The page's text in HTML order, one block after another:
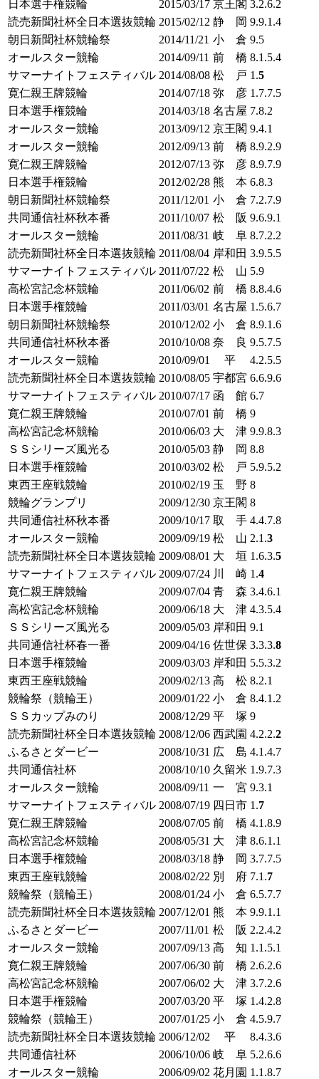
日本選手権競輪 2015/03/17 京王閣 3.2.6.2
読売新聞社杯全日本選抜競輪 2015/02/12 静 岡 9.9.1.4
朝日新聞社杯競輪祭
2014/11/21 小 倉 9.5
オールスター競輪
2014/09/11 前 橋 8.1.5.4
サマーナイトフェスティバル 2014/08/08 松 戸 1.5
寛仁親王牌競輪
2014/07/18 弥 彦 1.7.7.5
日本選手権競輪
2014/03/18 名古屋 7.8.2
オールスター競輪
2013/09/12 京王閣 9.4.1
オールスター競輪
2012/09/13 前 橋 8.9.2.9
寛仁親王牌競輪
2012/07/13 弥 彦 8.9.7.9
日本選手権競輪
2012/02/28 熊 本 6.8.3
朝日新聞社杯競輪祭
2011/12/01 小 倉 7.2.7.9
共同通信社杯秋本番
2011/10/07 松 阪 9.6.9.1
オールスター競輪
2011/08/31 岐 阜 8.7.2.2
読売新聞社杯全日本選抜競輪 2011/08/04 岸和田 3.9.5.5
サマーナイトフェスティバル 2011/07/22 松 山 5.9
高松宮記念杯競輪
2011/06/02 前 橋 8.8.4.6
日本選手権競輪
2011/03/01 名古屋 1.5.6.7
朝日新聞社杯競輪祭
2010/12/02 小 倉 8.9.1.6
共同通信社杯秋本番
2010/10/08 奈 良 9.5.7.5
オールスター競輪
2010/09/01 平
4.2.5.5
読売新聞社杯全日本選抜競輪 2010/08/05 宇都宮 6.6.9.6
サマーナイトフェスティバル 2010/07/17 函 館 6.7
寛仁親王牌競輪
2010/07/01 前 橋 9
高松宮記念杯競輪
2010/06/03 大 津 9.9.8.3
ＳＳシリーズ風光る
2010/05/03 静 岡 8.8
日本選手権競輪
2010/03/02 松 戸 5.9.5.2
東西王座戦競輪
2010/02/19 玉 野 8
競輪グランプリ
2009/12/30 京王閣 8
共同通信社杯秋本番
2009/10/17 取 手 4.4.7.8
オールスター競輪
2009/09/19 松 山 2.1.3
読売新聞社杯全日本選抜競輪 2009/08/01 大 垣 1.6.3.5
サマーナイトフェスティバル 2009/07/24 川 崎 1.4
寛仁親王牌競輪
2009/07/04 青 森 3.4.6.1
高松宮記念杯競輪
2009/06/18 大 津 4.3.5.4
ＳＳシリーズ風光る
2009/05/03 岸和田 9.1
共同通信社杯春一番
2009/04/16 佐世保 3.3.3.8
日本選手権競輪
2009/03/03 岸和田 5.5.3.2
東西王座戦競輪
2009/02/13 高 松 8.2.1
競輪祭（競輪王）
2009/01/22 小 倉 8.4.1.2
ＳＳカップみのり
2008/12/29 平 塚 9
読売新聞社杯全日本選抜競輪 2008/12/06 西武園 4.2.2.2
ふるさとダービー
2008/10/31 広 島 4.1.4.7
共同通信社杯
2008/10/10 久留米 1.9.7.3
オールスター競輪
2008/09/11 一 宮 9.3.1
サマーナイトフェスティバル 2008/07/19 四日市 1.7
寛仁親王牌競輪
2008/07/05 前 橋 4.1.8.9
高松宮記念杯競輪
2008/05/31 大 津 8.6.1.1
日本選手権競輪
2008/03/18 静 岡 3.7.7.5
東西王座戦競輪
2008/02/22 別 府 7.1.7
競輪祭（競輪王）
2008/01/24 小 倉 6.5.7.7
読売新聞社杯全日本選抜競輪 2007/12/01 熊 本 9.9.1.1
ふるさとダービー
2007/11/01 松 阪 2.2.4.2
オールスター競輪
2007/09/13 高 知 1.1.5.1
寛仁親王牌競輪
2007/06/30 前 橋 2.6.2.6
高松宮記念杯競輪
2007/06/02 大 津 3.7.2.6
日本選手権競輪
2007/03/20 平 塚 1.4.2.8
競輪祭（競輪王）
2007/01/25 小 倉 4.5.9.7
読売新聞社杯全日本選抜競輪 2006/12/02 平
8.4.3.6
共同通信社杯
2006/10/06 岐 阜 5.2.6.6
オールスター競輪
2006/09/02 花月園 1.1.8.7